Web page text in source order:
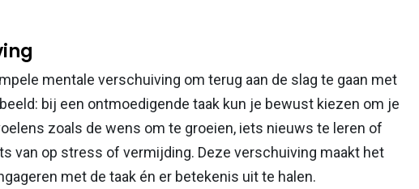
mentale verschuiving om terug aan de slag te gaan met
bij een ontmoedigende taak kun je bewust kiezen om je
zoals de wens om te groeien, iets nieuws te leren of
van op stress of vermijding. Deze verschuiving maakt het
met de taak én er betekenis uit te halen.